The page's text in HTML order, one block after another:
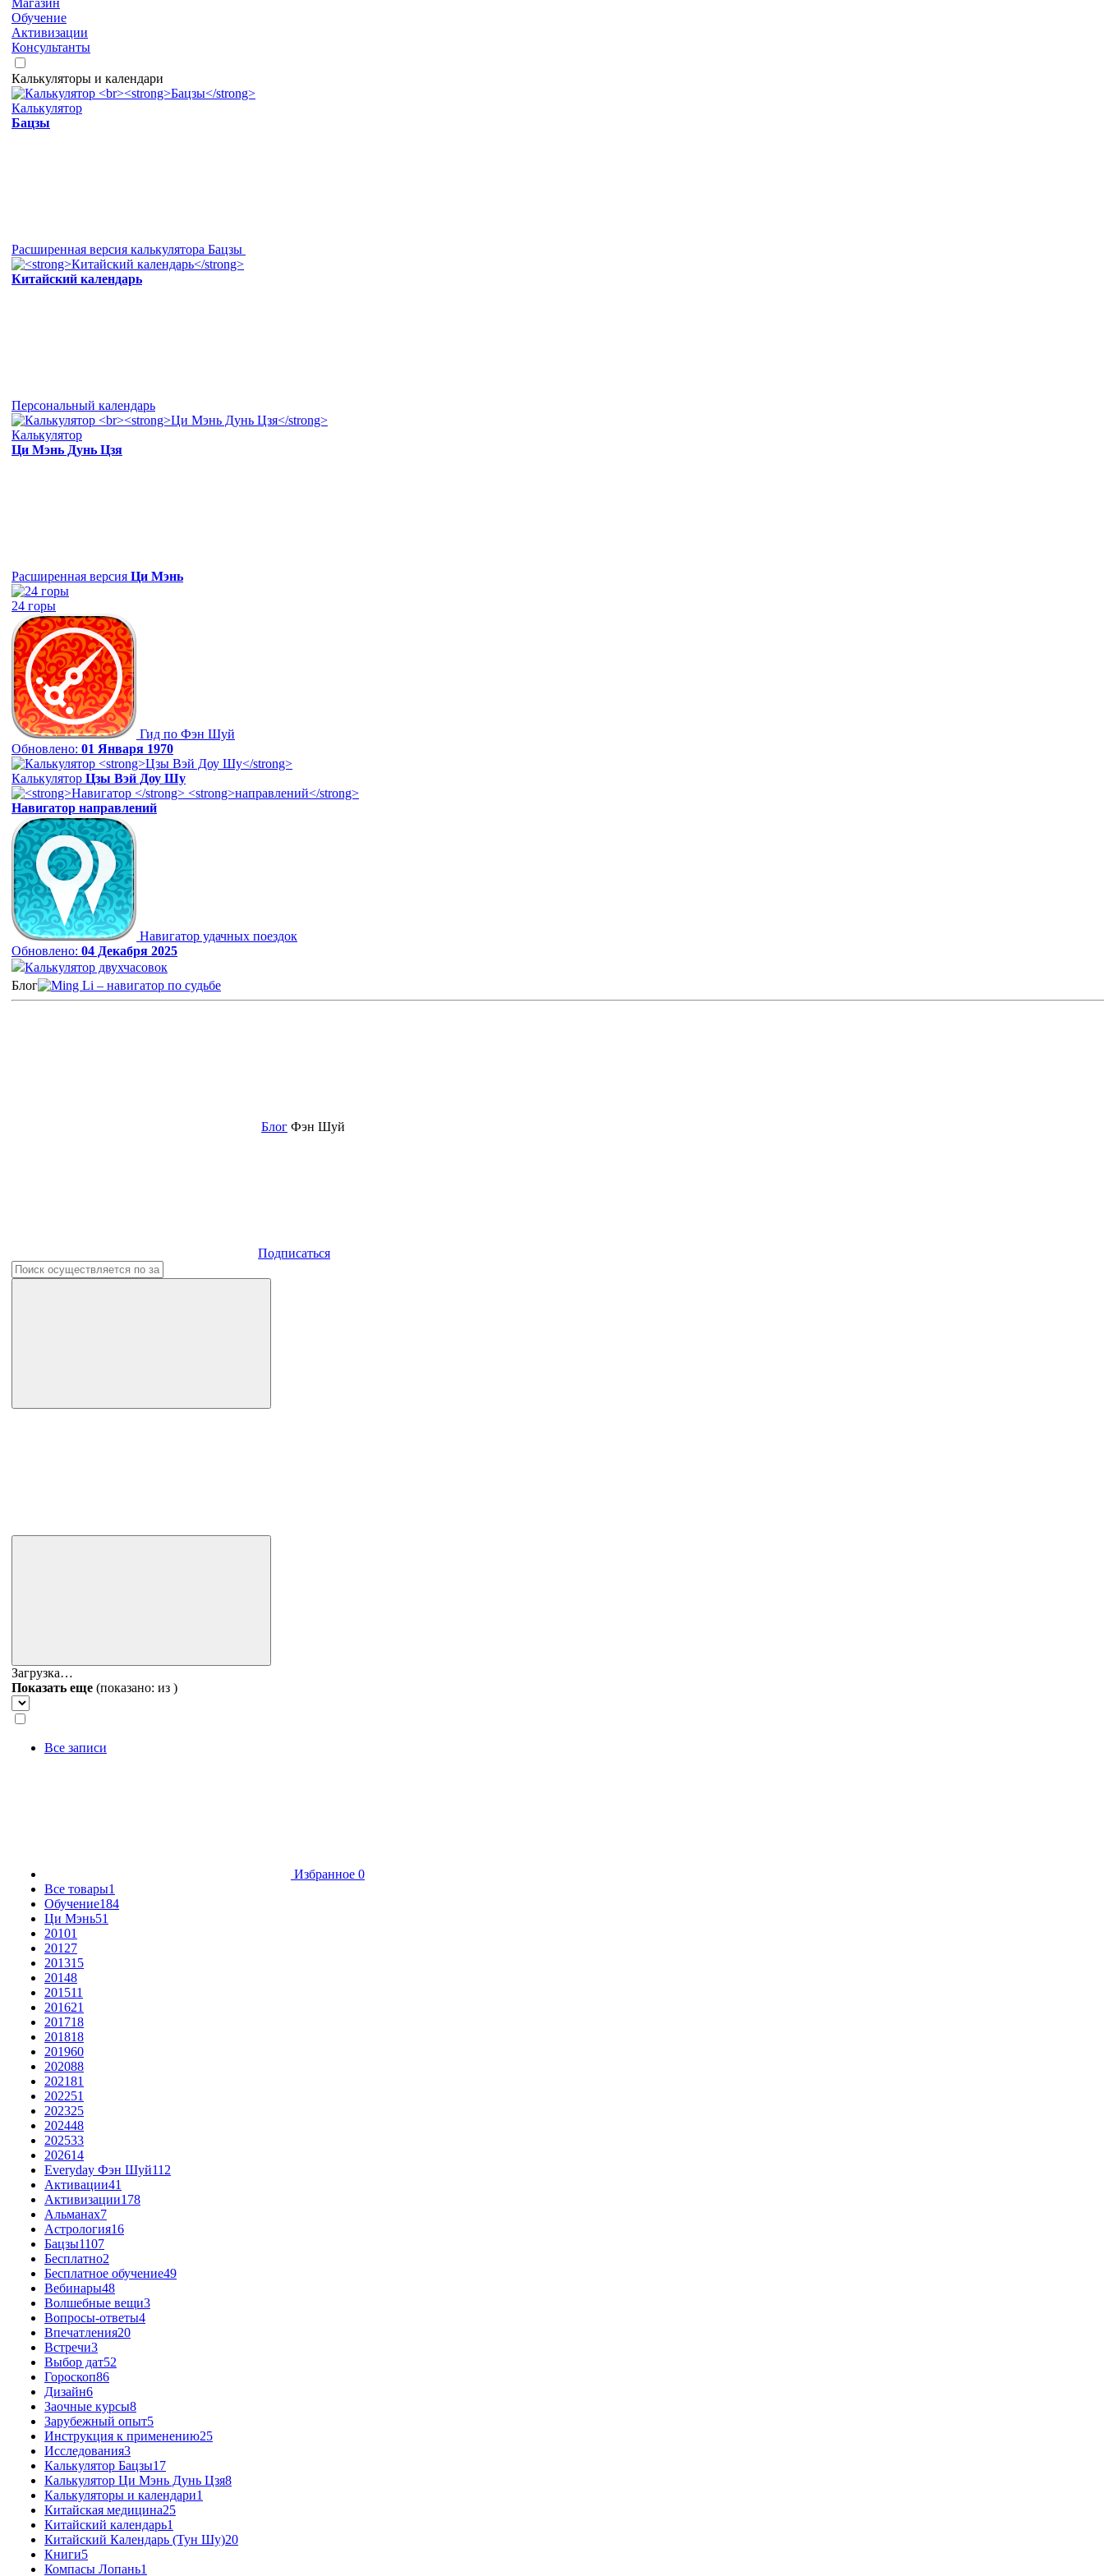
Обучение
Активизации
Консультанты
Калькуляторы и календари
Калькулятор
Бацзы
Расширенная версия калькулятора Бацзы
Китайский календарь
Персональный календарь
Калькулятор
Ци Мэнь Дунь Цзя
Расширенная версия Ци Мэнь
24 горы
Гид по Фэн Шуй
Обновлено: 01 Января 1970
Калькулятор Цзы Вэй Доу Шу
Навигатор направлений
Навигатор удачных поездок
Обновлено: 04 Декабря 2025
Калькулятор двухчасовок
Блог
Блог Фэн Шуй
Подписаться
Загрузка…
Показать еще (показано: из )
Все записи
Избранное 0
Все товары1
Обучение184
Ци Мэнь51
20101
20127
201315
20148
201511
201621
201718
201818
201960
202088
202181
202251
202325
202448
202533
202614
Everyday Фэн Шуй112
Активации41
Активизации178
Альманах7
Астрология16
Бацзы1107
Бесплатно2
Бесплатное обучение49
Вебинары48
Волшебные вещи3
Вопросы-ответы4
Впечатления20
Встречи3
Выбор дат52
Гороскоп86
Дизайн6
Заочные курсы8
Зарубежный опыт5
Инструкция к применению25
Исследования3
Калькулятор Бацзы17
Калькулятор Ци Мэнь Дунь Цзя8
Калькуляторы и календари1
Китайская медицина25
Китайский календарь1
Китайский Календарь (Тун Шу)20
Книги5
Компасы Лопань1